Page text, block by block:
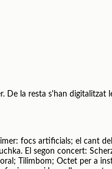
De la resta s'han digitalitzat
focs artificials; el cant
El segon concert:
Tilimbom; Octet per a